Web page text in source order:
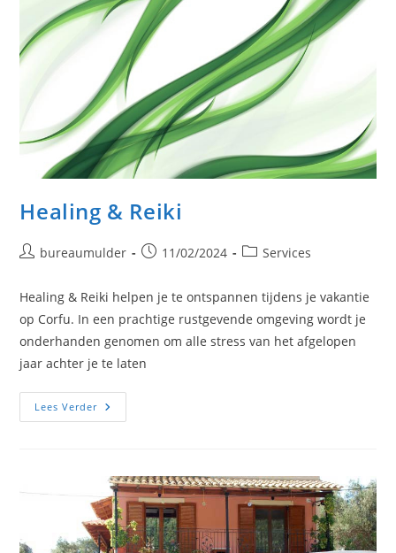
Healing & Reiki
Berichtbureaumulder
Bericht
op:
11/02/2024 Berichtcategorie:
Services
Healing & Reiki helpen je te ontspannen tijdens je vakantie
op Corfu. In een prachtige rustgevende omgeving wordt je
onderhanden genomen om alle stress van het afgelopen
jaar achter je te laten
Lees VerderHealing
&